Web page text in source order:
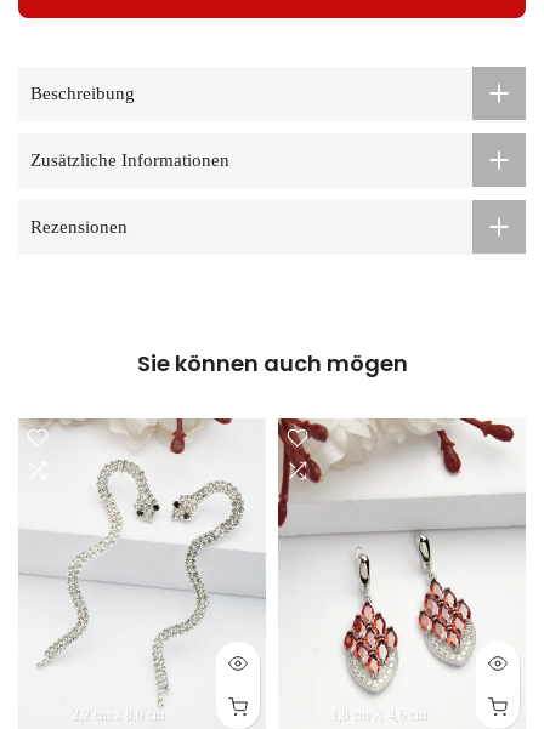
Beschreibung
Zusätzliche Informationen
Rezensionen
Sie können auch mögen
2,2 cm x 8,0 cm 1,8 cm X 4,6 cm